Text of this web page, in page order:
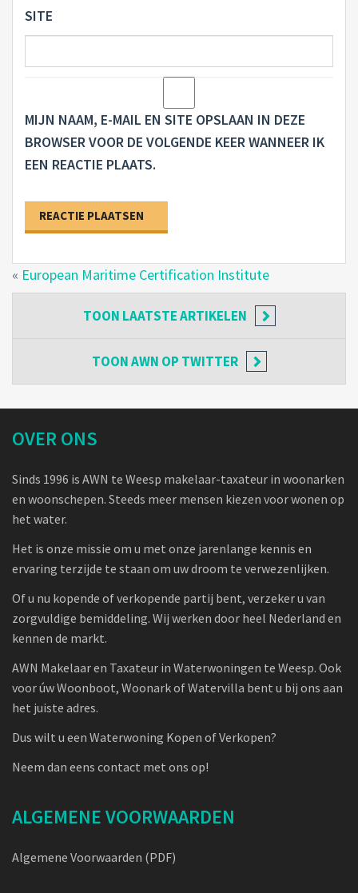
SITE
MIJN NAAM, E-MAIL EN SITE OPSLAAN IN DEZE
BROWSER VOOR DE VOLGENDE KEER WANNEER IK
EEN REACTIE PLAATS.
« European Maritime Certification Institute
TOON LAATSTE ARTIKELEN
TOONAWN OP TWITTER
OVER ONS
Sinds 1996 is AWN te Weesp makelaar-taxateur in woonarken
en woonschepen. Steeds meer mensen kiezen voor wonen op
het water.
Het is onze missie om u met onze jarenlange kennis en
ervaring terzijde te staan om uw droom te verwezenlijken.
Of u nu kopende of verkopende partij bent, verzeker u van
zorgvuldige bemiddeling. Wij werken door heel Nederland en
kennen de markt.
AWN Makelaar en Taxateur in Waterwoningen te Weesp. Ook
voor úw Woonboot, Woonark of Watervilla bent u bij ons aan
het juiste adres.
Dus wilt u een Waterwoning Kopen of Verkopen?
Neem dan eens contact met ons op!
ALGEMENE VOORWAARDEN
Algemene Voorwaarden (PDF)